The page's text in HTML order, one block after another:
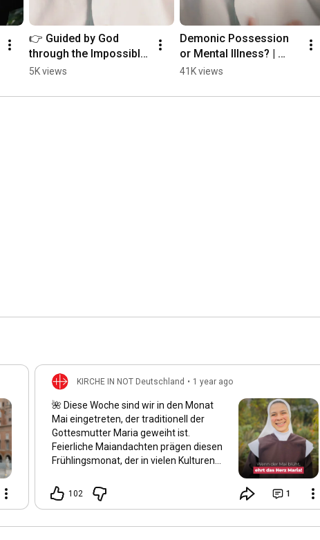
👉 Guided by God
through the Impossible
| Father Buob
5K views
Demonic Possession
or Mental Illness? |
Father Buob #church
#catholic
41K views
KIRCHE IN NOT Deutschland • 1 year ago
🌺 Diese Woche sind wir in den Monat
Mai eingetreten, der traditionell der
Gottesmutter Maria geweiht ist.
Feierliche Maiandachten prägen diesen
Frühlingsmonat, der in vielen Kulturen
wir spüren: Alles blüht auf, und die Natur
erwacht in ihrer ganzen Schönheit.
„schönste Blume“ der Schöpfung
102 1